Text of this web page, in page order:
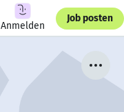
Anmelden
Job posten